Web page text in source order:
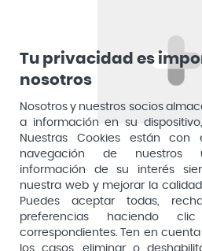
Cantabria Labs
Eye Contorno de
Ojos y Párpados
15ml
21,90 €
27,45 €
Añadir a la cesta
CC
Promo
-15%
Tu privacidad es
nosotros
Nosotros y nuestros socios
a información en su
Nuestras Cookies están
navegación de nuestros
información de su interés
nuestra web y mejorar la
Puedes aceptar todas,
preferencias haciendo
correspondientes. Ten en
los casos, eliminar o